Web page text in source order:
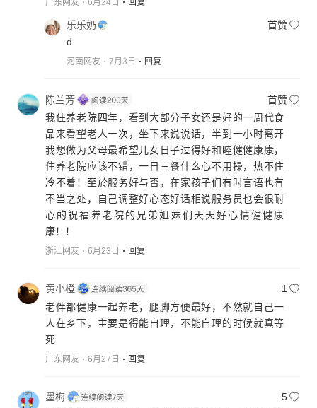
乐乐奶
首赞
d
河南网友 7月3日 回复
陈兰芳
首赞
我住养老院四年，看到大部分子女还是好的一周代食
品来看望老人一次，坐下来说说话，半到一小时离开
我想做为父母最希望儿女日子过得好和睦健健康康，
住养老院应该不错，一日三餐什么心不用操，热不住
冷不着！至於服务好与否，在家孩子们有时言语也有
不当之处，自己调整好心态好话相说服务员也会很耐
心的祝福养老院的兄弟姐妹们天天好心情健健康
康！！
浙江网友 6月23日 回复
黄小橙
1
老伴都健康一起养老，腿脚方便最好，不然就自己一
人在乡下，主要是得能自理，不能自理的时候就真等
死
广东网友 6月27日 回复
墨梅
5